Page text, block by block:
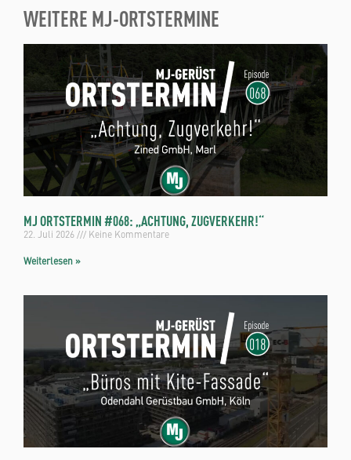
WEITERE MJ-ORTSTERMINE
MJ ORTSTERMIN #068: „ACHTUNG, ZUGVERKEHR!“
22. Juli 2026 Keine Kommentare
Weiterlesen »